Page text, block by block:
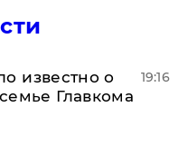
известно о
Главкома
19:16